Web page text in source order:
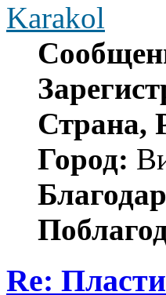
Karakol
Страна,
Город:
Re: